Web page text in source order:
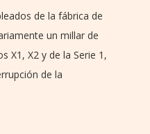
de la fábrica de
un millar de
X1, X2 y de la Serie 1,
de la